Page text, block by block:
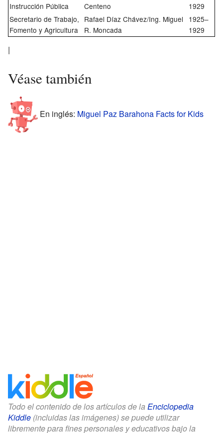
Instrucción Pública
Centeno
1929
Secretario de Trabajo,
Fomento y Agricultura
Rafael Díaz Chávez/Ing. Miguel
R. Moncada
1925–
1929
|
Véase también
En inglés: Miguel Paz Barahona Facts for Kids
Todo el contenido de los artículos de la Enciclopedia
Kiddle (incluidas las imágenes) se puede utilizar
libremente para fines personales y educativos bajo la